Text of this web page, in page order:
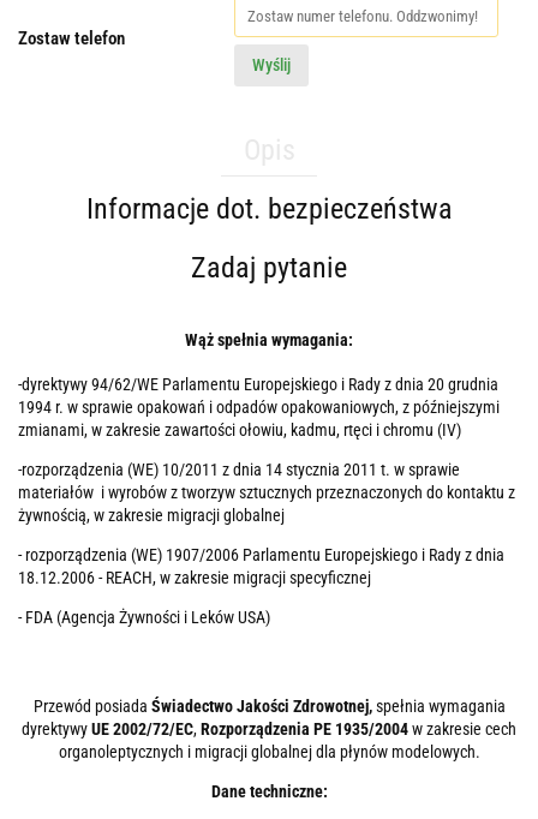
Zostaw telefon
Wyślij
Informacje dot. bezpieczeństwa
Zadaj pytanie
Wąż spełnia wymagania:
-dyrektywy 94/62/WE Parlamentu Europejskiego i Rady z dnia 20 grudnia
1994 r. w sprawie opakowań i odpadów opakowaniowych, z późniejszymi
zmianami, w zakresie zawartości ołowiu, kadmu, rtęci i chromu (IV)
-rozporządzenia (WE) 10/2011 z dnia 14 stycznia 2011 t. w sprawie
materiałów i wyrobów z tworzyw sztucznych przeznaczonych do kontaktu z
żywnością, w zakresie migracji globalnej
- rozporządzenia (WE) 1907/2006 Parlamentu Europejskiego i Rady z dnia
18.12.2006 - REACH, w zakresie migracji specyficznej
- FDA (Agencja Żywności i Leków USA)
Przewód posiada Świadectwo Jakości Zdrowotnej,spełnia wymagania
dyrektywyUE 2002/72/EC,Rozporządzenia PE 1935/2004w zakresie cech
organoleptycznych i migracji globalnej dla płynów modelowych.
Dane techniczne: